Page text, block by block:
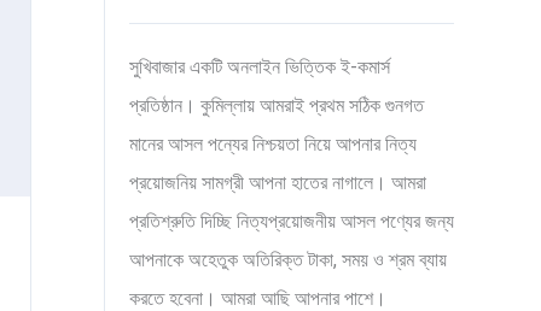
সুখিবাজার একটি অনলাইন ভিত্তিক ই-কমার্স
প্রতিষ্ঠান। কুমিল্লায় আমরাই প্রথম সঠিক গুনগত
মানের আসল পন্যের নিশ্চয়তা নিয়ে আপনার নিত্য
প্রয়োজনিয় সামগ্রী আপনা হাতের নাগালে। আমরা
প্রতিশ্রুতি দিচ্ছি নিত্যপ্রয়োজনীয় আসল পণ্যের জন্য
আপনাকে অহেতুক অতিরিক্ত টাকা, সময় ও শ্রম ব্যায়
করতে হবেনা। আমরা আছি আপনার পাশে।